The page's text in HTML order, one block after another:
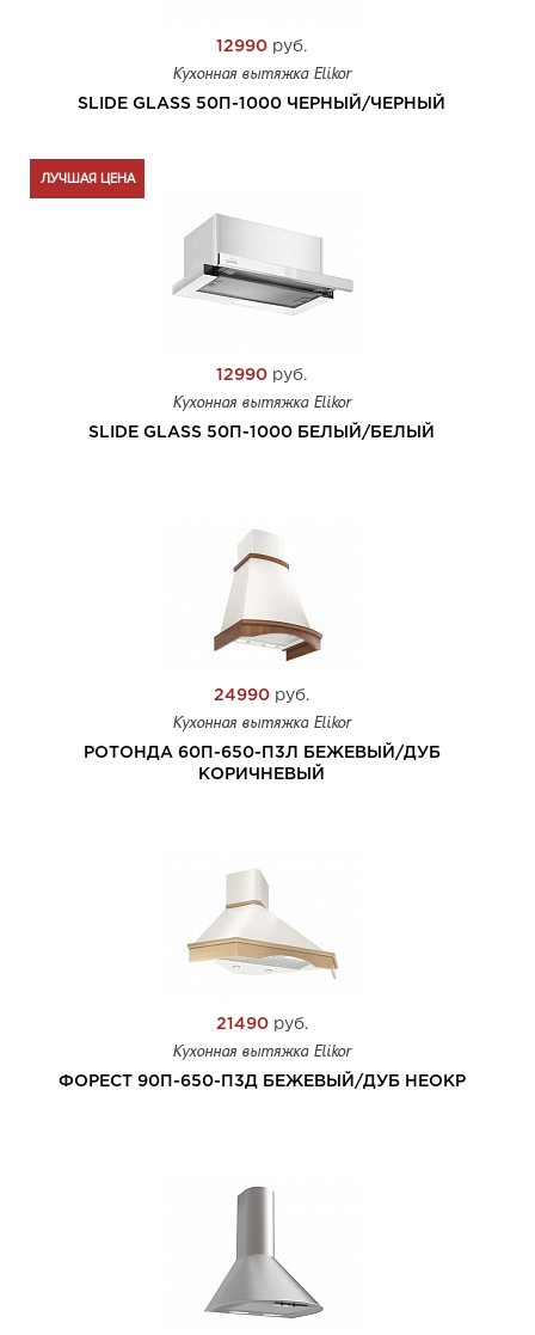
12990 руб.
Кухонная вытяжка Elikor
SLIDE GLASS 50П-1000 ЧЕРНЫЙ/ЧЕРНЫЙ
12990 руб.
Кухонная вытяжка Elikor
SLIDE GLASS 50П-1000 БЕЛЫЙ/БЕЛЫЙ
ЛУЧШАЯ ЦЕНА
24990 руб.
Кухонная вытяжка Elikor
РОТОНДА 60П-650-П3Л БЕЖЕВЫЙ/ДУБ
КОРИЧНЕВЫЙ
21490руб.
Кухонная вытяжка Elikor
ФОРЕСТ 90П-650-П3Д БЕЖЕВЫЙ/ДУБ НЕОКР